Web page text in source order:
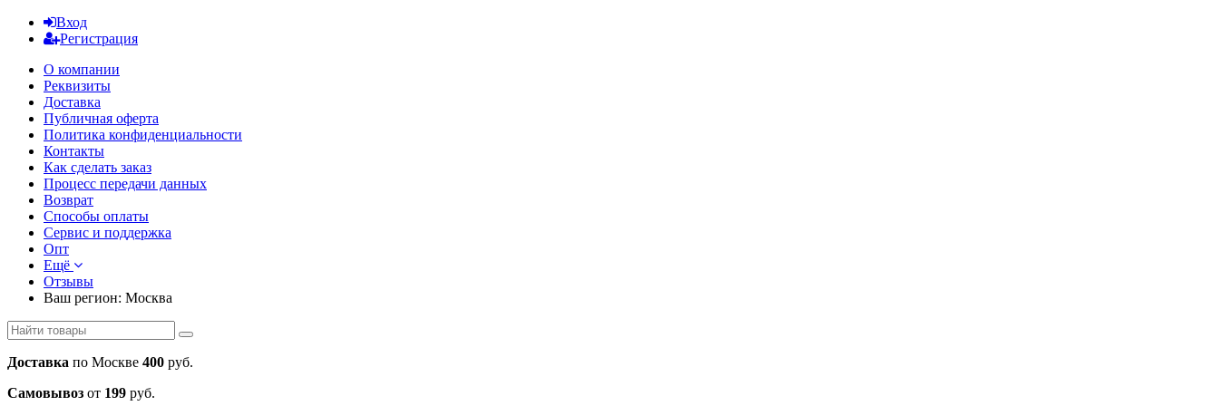
Вход
Регистрация
О компании
Реквизиты
Доставка
Публичная оферта
Политика конфиденциальности
Контакты
Как сделать заказ
Процесс передачи данных
Возврат
Способы оплаты
Сервис и поддержка
Опт
Ещё
Отзывы
Ваш регион: Москва
Доставка по Москве 400 руб.
Самовывоз от 199 руб.